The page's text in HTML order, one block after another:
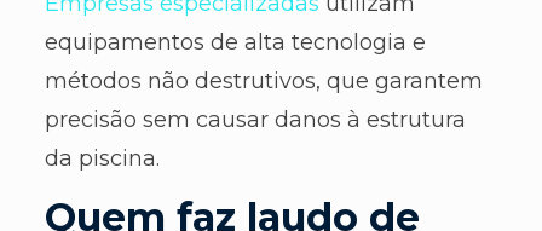
equipamentos de alta tecnologia e
métodos não destrutivos, que garantem
precisão sem causar danos à estrutura
da piscina.
Quem faz laudo de